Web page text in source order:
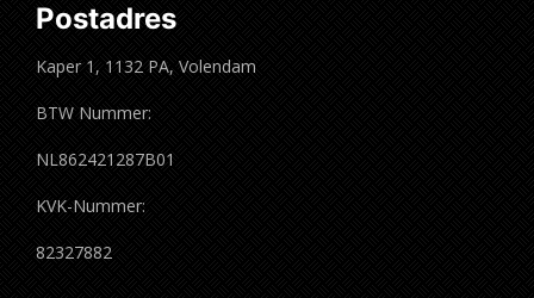
Postadres
Kaper 1, 1132 PA, Volendam
BTW Nummer:
NL862421287B01
KVK-Nummer:
82327882